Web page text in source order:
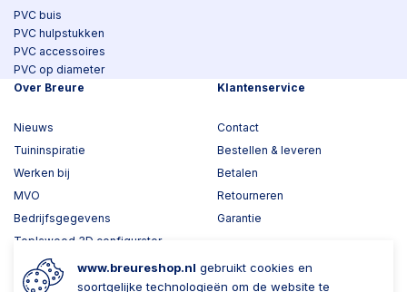
PVC buis
PVC hulpstukken
PVC accessoires
PVC op diameter
Over Breure
Nieuws
Tuininspiratie
Werken bij
MVO
Bedrijfsgegevens
Toplawood 3D configurator
Kijk mee met Breure
Klantenservice
Contact
Bestellen & leveren
Betalen
Retourneren
Garantie
www.breureshop.nl gebruikt cookies en
soortgelijke technologieën om de website te